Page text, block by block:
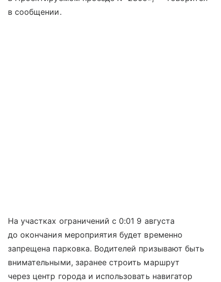
в сообщении.
На участках ограничений с 0:01 9 августа
до окончания мероприятия будет временно
запрещена парковка. Водителей призывают быть
внимательными, заранее строить маршрут
через центр города и использовать навигатор